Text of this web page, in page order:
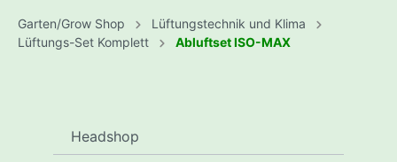
Garten/Grow Shop
Lüftungstechnik und Klima
Lüftungs-Set Komplett
Abluftset ISO-MAX
Headshop